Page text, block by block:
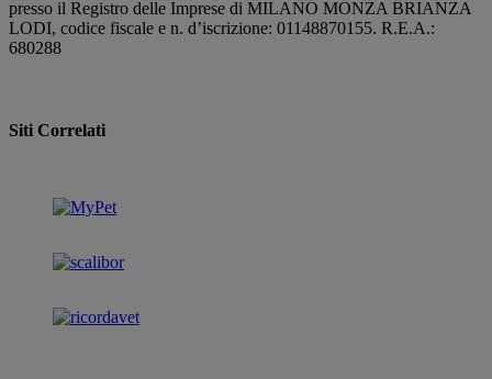
presso il Registro delle Imprese di MILANO MONZA BRIANZA
LODI, codice fiscale e n. d’iscrizione: 01148870155. R.E.A.:
680288
Siti Correlati